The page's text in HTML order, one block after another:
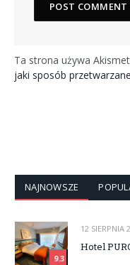
Ta strona używa
jaki sposób
NAJNOWSZE
9.3
12 SIERPNIA
Hotel